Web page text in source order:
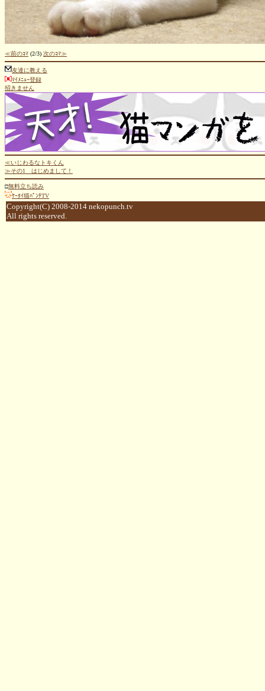
≪前のｺﾏ (2/3) 次のｺﾏ≫
友達に教える
ﾏｲﾒﾆｭｰ登録
招きません
≪いじわるなトキくん
≫その1 はじめまして！
□無料立ち読み
ｹｰﾀｲ猫ﾊﾟﾝﾁTV
Copyright(C) 2008-2014 nekopunch.tv
All rights reserved.